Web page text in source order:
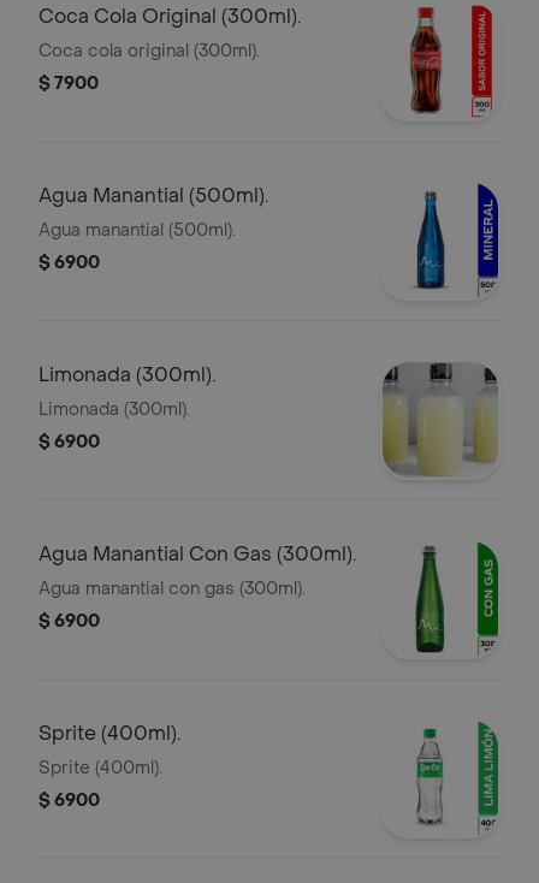
Coca Cola Original (300ml).
Coca cola original (300ml).
$ 7900
Agua Manantial (500ml).
Agua manantial (500ml).
$ 6900
Limonada (300ml).
Limonada (300ml).
$ 6900
Agua Manantial Con Gas (300ml).
Agua manantial con gas (300ml).
$ 6900
Sprite (400ml).
Sprite (400ml).
$ 6900